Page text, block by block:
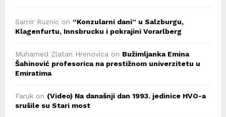
Samir Ruznic on “Konzularni dani” u Salzburgu,
Klagenfurtu, Innsbrucku i pokrajini Vorarlberg
Muhamed Zlatan Hrenovica on Bužimljanka Emina
Šahinović profesorica na prestižnom univerzitetu u
Emiratima
Faruk on (Video) Na današnji dan 1993. jedinice HVO-a
srušile su Stari most